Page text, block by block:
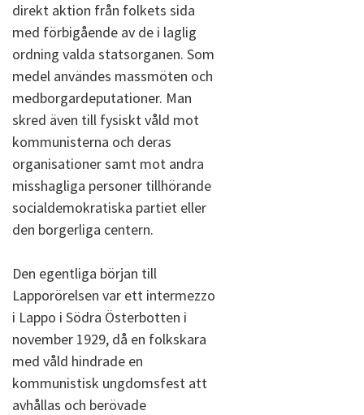
direkt aktion från folkets sida
med förbigående av de i laglig
ordning valda statsorganen. Som
medel användes massmöten och
medborgardeputationer. Man
skred även till fysiskt våld mot
kommunisterna och deras
organisationer samt mot andra
misshagliga personer tillhörande
socialdemokratiska partiet eller
den borgerliga centern.
Den egentliga början till
Lapporörelsen var ett intermezzo
i Lappo i Södra Österbotten i
november 1929, då en folkskara
med våld hindrade en
kommunistisk ungdomsfest att
avhållas och berövade